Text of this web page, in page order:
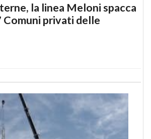
la linea Meloni spacca
Comuni privati delle